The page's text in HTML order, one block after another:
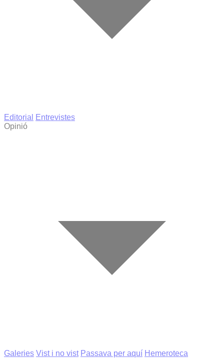
Editorial
Entrevistes
Opinió
Galeries Vist i no vist Passava per aquí Hemeroteca